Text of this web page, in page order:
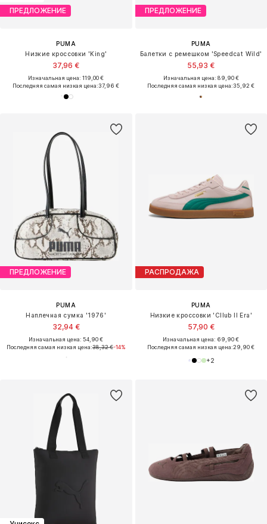
ПРЕДЛОЖЕНИЕ
PUMA
Низкие кроссовки 'King'
37,96 €
Изначальная цена: 119,00 €
Последняя самая низкая цена:37,96 €
ПРЕДЛОЖЕНИЕ
PUMA
Балетки с ремешком 'Speedcat Wild'
55,93 €
Изначальная цена: 89,90 €
Последняя самая низкая цена:35,92 €
ПРЕДЛОЖЕНИЕ
PUMA
Наплечная сумка '1976'
32,94 €
Изначальная цена: 54,90 €
Последняя самая низкая цена:38,32 €-14%
РАСПРОДАЖА
PUMA
Низкие кроссовки 'Cllub II Era'
57,90 €
Изначальная цена: 69,90 €
Последняя самая низкая цена:29,90 €
+2